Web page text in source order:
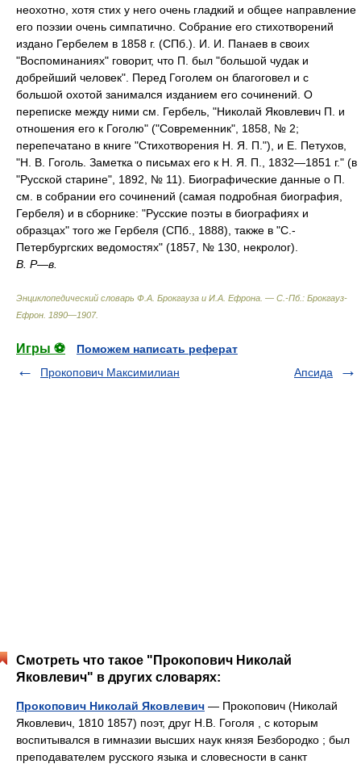
неохотно, хотя стих у него очень гладкий и общее направление
его поэзии очень симпатично. Собрание его стихотворений
издано Гербелем в 1858 г. (СПб.). И. И. Панаев в своих
"Воспоминаниях" говорит, что П. был "большой чудак и
добрейший человек". Перед Гоголем он благоговел и с
большой охотой занимался изданием его сочинений. О
переписке между ними см. Гербель, "Николай Яковлевич П. и
отношения его к Гоголю" ("Современник", 1858, № 2;
перепечатано в книге "Стихотворения H. Я. П."), и Е. Петухов,
"H. В. Гоголь. Заметка о письмах его к H. Я. П., 1832—1851 г." (в
"Русской старине", 1892, № 11). Биографические данные о П.
см. в собрании его сочинений (самая подробная биография,
Гербеля) и в сборнике: "Русские поэты в биографиях и
образцах" того же Гербеля (СПб., 1888), также в "С.-
Петербургских ведомостях" (1857, № 130, некролог).
В. Р—в.
Энциклопедический словарь Ф.А. Брокгауза и И.А. Ефрона. — С.-Пб.: Брокгауз-
Ефрон 1890—1907.
Игры ⚽
Поможем написать реферат
Прокопович Максимилиан
Апсида
Смотреть что такое "Прокопович Николай
Яковлевич" в других словарях:
Прокопович Николай Яковлевич — Прокопович (Николай
Яковлевич, 1810 1857) поэт, друг Н.В. Гоголя , с которым
воспитывался в гимназии высших наук князя Безбородко ; был
преподавателем русского языка и словесности в санкт